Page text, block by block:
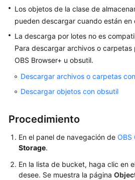
usuario
del
usuario
Descripción
la
de
Compatibilidad
del
navegador
Los objetos de la clase de
pueden descargar cuando están en
La descarga por lotes no es
Para descargar archivos o
OBS Browser+ u obsutil.
Descargar archivos o carpetas
Descargar objetos con obsutil
Procedimiento
En el panel de navegación de OBS
Storage.
En la lista de bucket, haga clic en
desee. Se muestra la página